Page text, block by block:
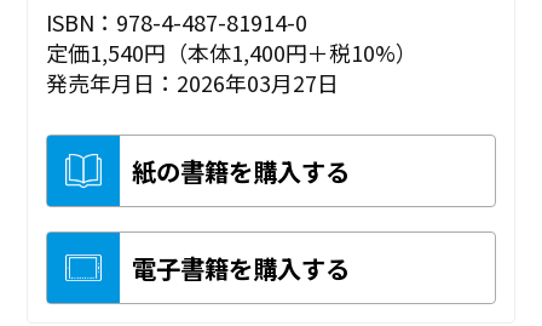
ISBN：978-4-487-81914-0
定価1,540円（本体1,400円＋税10%）
発売年月日：2026年03月27日
紙の書籍を購入する
電子書籍を購入する